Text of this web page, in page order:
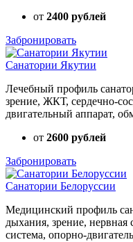
от 2400 рублей
Забронировать
Санатории Якутии
Лечебный профиль
зрение, ЖКТ, сердечно-
двигательный аппарат,
от 2600 рублей
Забронировать
Санатории Белоруссии
Медицинский профиль
дыхания, зрение, нервная
система, опорно-